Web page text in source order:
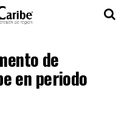
de
en periodo